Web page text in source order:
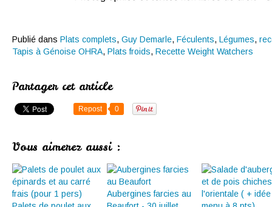
Publié dans Plats complets, Guy Demarle, Féculents, Légumes,
Tapis à Génoise OHRA, Plats froids, Recette Weight Watchers
Partager cet article
Repost 0
Vous aimerez aussi :
Aubergines farcies au